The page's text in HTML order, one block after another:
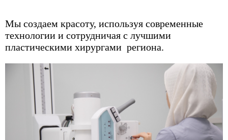
Мы создаем красоту, используя современные
технологии и сотрудничая с лучшими
пластическими хирургами региона.